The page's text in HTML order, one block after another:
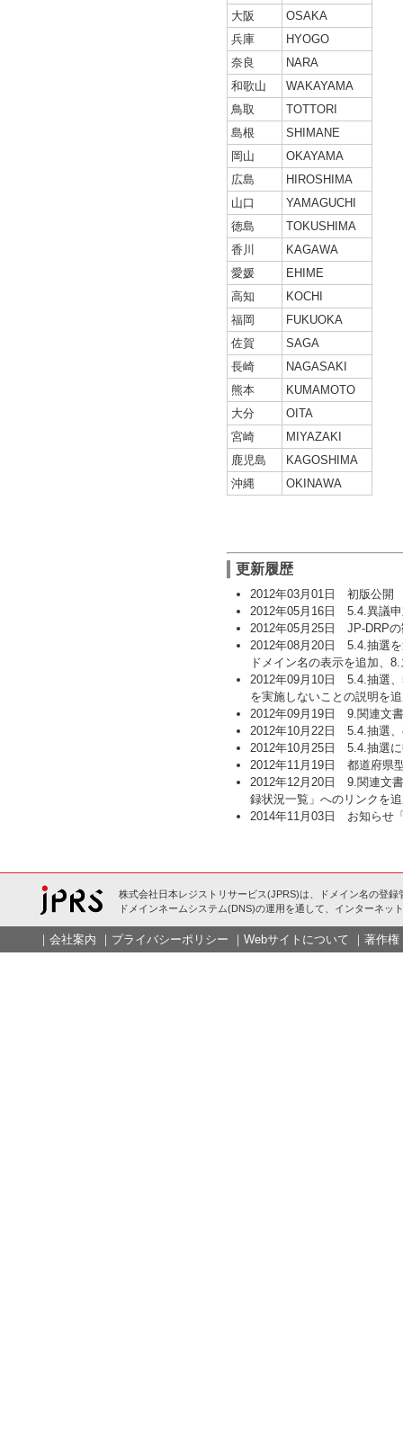
大阪
OSAKA
兵庫
HYOGO
奈良
NARA
和歌山
WAKAYAMA
鳥取
TOTTORI
島根
SHIMANE
岡山
OKAYAMA
広島
HIROSHIMA
山口
YAMAGUCHI
徳島
TOKUSHIMA
香川
KAGAWA
愛媛
EHIME
高知
KOCHI
福岡
FUKUOKA
佐賀
SAGA
長崎
NAGASAKI
熊本
KUMAMOTO
大分
OITA
宮崎
MIYAZAKI
鹿児島
KAGOSHIMA
沖縄
OKINAWA
更新履歴
2012年03月01日 初版公開
2012年05月16日 5.4.異議
2012年05月25日 JP-DRPの
2012年08月20日 5.4.抽選
ドメイン名の表示を追加、
2012年09月10日 5.4.抽選、
を実施しないことの説明を
2012年09月19日 9.関連文
2012年10月22日 5.4.抽選
2012年10月25日 5.4.抽選
2012年11月19日 都道府県
2012年12月20日 9.関連文
録状況一覧」へのリンクを
2014年11月03日 お知らせ
株式会社日本レジストリサービス(JPRS)は、ドメイン名の登録
ドメインネームシステム(DNS)の運用を通して、インターネッ
｜ 会社案内 ｜ プライバシーポリシー ｜ Webサイトについて ｜ 著作権